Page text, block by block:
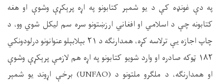
په دې غونډه کې د یو شمېر کتابونو په اړه پرېکړې وشوې او هغه
کتابونه چې د اسلامي او افغاني ارزښتونو سره سم لیکل شوي وو، د
چاپ اجازه یې ترلاسه کړه، همدارنګه د ۲۱ بېلابېلو عنوانونو درلودونکي
۱۸۲ ټوکه صادره او وارد شویو کتابونو په اړه هم لازمې پرېکړې وشوې
او همدارنګه، د ملګرو ملتونو د (UNFAO) برخې اړوند یو شمېر